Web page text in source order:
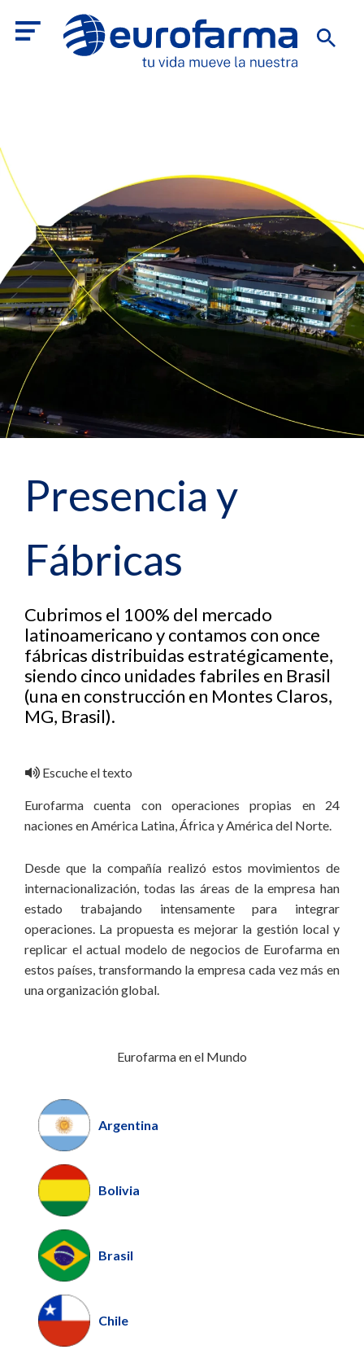
Presencia y
Fábricas
Cubrimos el 100% del mercado
latinoamericano y contamos con once
fábricas distribuidas estratégicamente,
siendo cinco unidades fabriles en Brasil
(una en construcción en Montes Claros,
MG, Brasil).
Escuche el texto
Eurofarma cuenta con operaciones propias en 24
naciones en América Latina, África y América del Norte.
Desde que la compañía realizó estos movimientos de
internacionalización, todas las áreas de la empresa han
estado trabajando intensamente para integrar
operaciones. La propuesta es mejorar la gestión local y
replicar el actual modelo de negocios de Eurofarma en
estos países, transformando la empresa cada vez más en
una organización global.
Eurofarma en el Mundo
Argentina
Bolivia
Brasil
Chile